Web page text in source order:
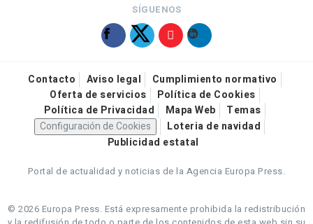
SÍGUENOS
Contacto Aviso legal
Cumplimiento normativo
Oferta de servicios
Política de Cookies
Política de Privacidad
Mapa Web
Temas
Configuración de Cookies
Loteria de navidad
Publicidad estatal
Portal de actualidad y noticias de la Agencia Europa Press.
© 2026 Europa Press. Está expresamente prohibida la redistribución